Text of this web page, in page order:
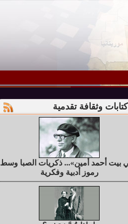
كتابات وثقافة تقدمية
بيت أحمد أمين»... ذكريات الصبا وسط
رموز أدبية وفكرية